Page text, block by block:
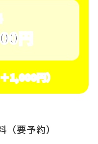
円
1,000円）
要予約）